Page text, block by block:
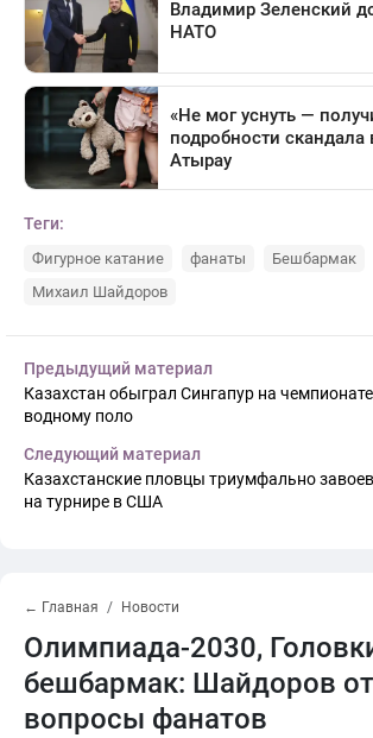
Теги:
Фигурное катание фанаты
Бешбармак
Михаил Шайдоров
Предыдущий материал
Казахстан обыграл Сингапур на
водному поло
Следующий материал
Казахстанские пловцы триумфально
на турнире в США
← Главная Новости
Олимпиада-2030,
бешбармак: Шайдоров
вопросы фанатов